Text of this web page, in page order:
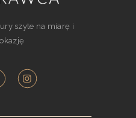
szyte na miarę i